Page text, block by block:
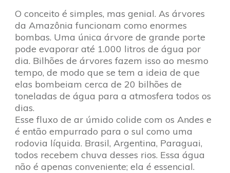
O conceito é simples, mas genial. As árvores
da Amazônia funcionam como enormes
bombas. Uma única árvore de grande porte
pode evaporar até 1.000 litros de água por
dia. Bilhões de árvores fazem isso ao mesmo
tempo, de modo que se tem a ideia de que
elas bombeiam cerca de 20 bilhões de
toneladas de água para a atmosfera todos os
dias.
Esse fluxo de ar úmido colide com os Andes e
é então empurrado para o sul como uma
rodovia líquida. Brasil, Argentina, Paraguai,
todos recebem chuva desses rios. Essa água
não é apenas conveniente; ela é essencial.